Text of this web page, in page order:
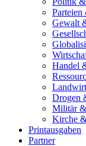
Parteien
Gewalt
Handel
Drogen
Militär
Kirche
Printausgaben
Partner